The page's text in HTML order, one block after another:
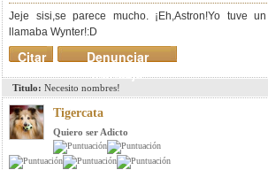
Jeje sisi,se parece mucho. ¡Eh,Astron!Yo tuve un
llamaba Wynter!:D
Denunciar
mensaje
Citar
Titulo: Necesito nombres!
Tigercata
Quiero ser Adicto